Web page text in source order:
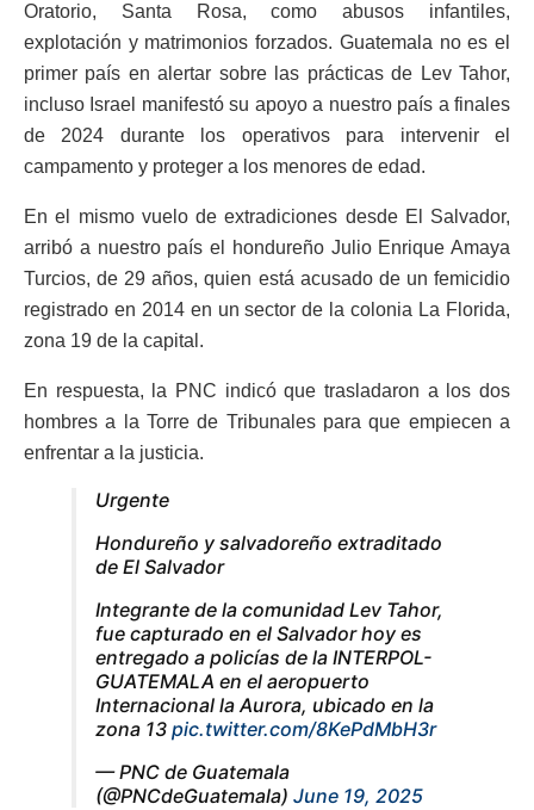
Oratorio, Santa Rosa, como abusos infantiles,
explotación y matrimonios forzados. Guatemala no es el
primer país en alertar sobre las prácticas de Lev Tahor,
incluso Israel manifestó su apoyo a nuestro país a finales
de 2024 durante los operativos para intervenir el
campamento y proteger a los menores de edad.
En el mismo vuelo de extradiciones desde El Salvador,
arribó a nuestro país el hondureño Julio Enrique Amaya
Turcios, de 29 años, quien está acusado de un femicidio
registrado en 2014 en un sector de la colonia La Florida,
zona 19 de la capital.
En respuesta, la PNC indicó que trasladaron a los dos
hombres a la Torre de Tribunales para que empiecen a
enfrentar a la justicia.
Urgente
Hondureño y salvadoreño extraditado
de El Salvador
Integrante de la comunidad Lev Tahor,
fue capturado en el Salvador hoy es
entregado a policías de la INTERPOL-
GUATEMALA en el aeropuerto
Internacional la Aurora, ubicado en la
zona 13 pic.twitter.com/8KePdMbH3r
— PNC de Guatemala
(@PNCdeGuatemala) June 19, 2025